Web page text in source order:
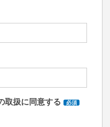
取扱に同意する 必須